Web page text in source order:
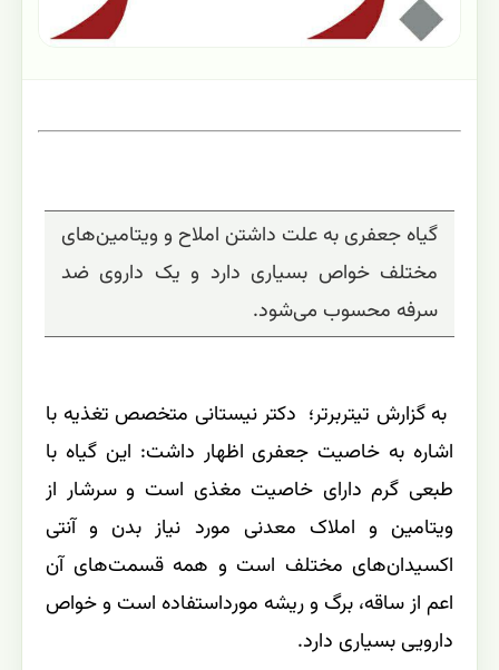
گیاه جعفری به علت داشتن املاح و ویتامین‌های
مختلف خواص بسیاری دارد و یک داروی ضد
سرفه محسوب می‌شود.
به گزارش تیتربرتر؛ دکتر نیستانی متخصص تغذیه با
اشاره به خاصیت جعفری اظهار داشت: این گیاه با
طبعی گرم دارای خاصیت مغذی است و سرشار از
ویتامین و املاک معدنی مورد نیاز بدن و آنتی
اکسیدان‌های مختلف است و همه قسمت‌های آن
اعم از ساقه، برگ و ریشه مورداستفاده است و خواص
دارویی بسیاری دارد.